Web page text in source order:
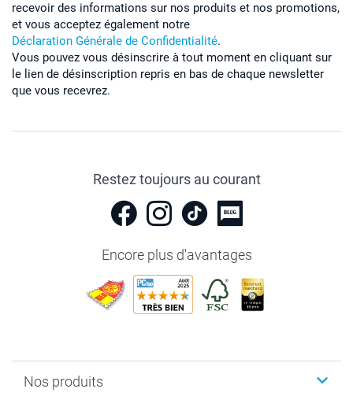
recevoir des informations sur nos produits et nos promotions,
et vous acceptez également notre
Déclaration Générale de Confidentialité.
Vous pouvez vous désinscrire à tout moment en cliquant sur
le lien de désinscription repris en bas de chaque newsletter
que vous recevrez.
Restez toujours au courant
Encore plus d'avantages
Nos produits